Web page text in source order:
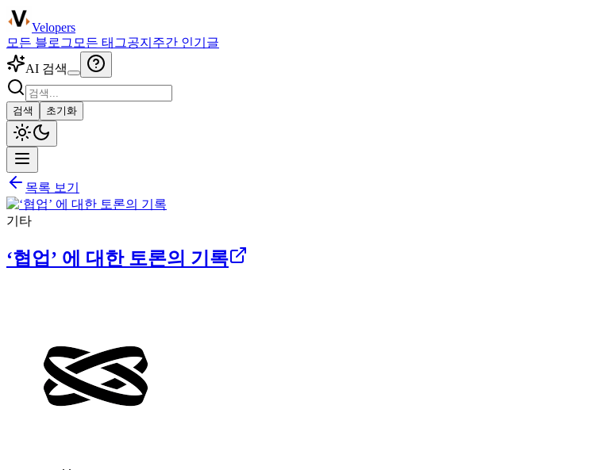
Velopers
모든 블로그 모든 태그공지 주간 인기글
AI 검색
검색 초기화
목록 보기
기타
‘협업’ 에 대한 토론의 기록